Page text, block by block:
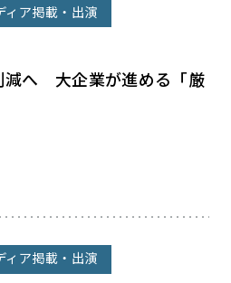
ィア掲載・出演
減へ 大企業が進める「厳
ィア掲載・出演